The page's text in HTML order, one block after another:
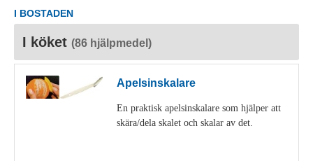
I BOSTADEN
I köket (86 hjälpmedel)
Apelsinskalare
En praktisk apelsinskalare som hjälper att
skära/dela skalet och skalar av det.